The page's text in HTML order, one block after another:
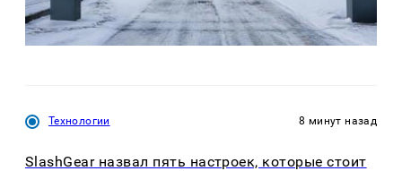
Технологии 8 минут назад
SlashGear назвал пять настроек, которые стоит